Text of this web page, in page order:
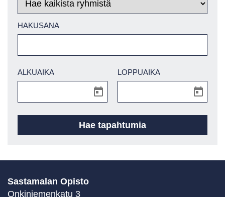
HAKUSANA
ALKUAIKA LOPPUAIKA
Sastamalan Opisto
Onkiniemenkatu 3